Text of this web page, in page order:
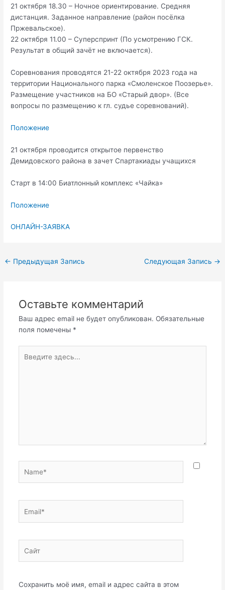
21 октября 18.30 – Ночное ориентирование. Средняя
дистанция. Заданное направление (район посёлка
Пржевальское).
22 октября 11.00 – Суперспринт (По усмотрению ГСК.
Результат в общий зачёт не включается).
Соревнования проводятся 21-22 октября 2023 года на
территории Национального парка «Смоленское Поозерье».
Размещение участников на БО «Старый двор». (Все
вопросы по размещению к гл. судье соревнований).
Положение
21 октября проводится открытое первенство
Демидовского района в зачет Спартакиады учащихся
Старт в 14:00 Биатлонный комплекс «Чайка»
Положение
ОНЛАЙН-ЗАЯВКА
← Предыдущая Запись Следующая Запись →
Оставьте комментарий
Ваш адрес email не будет опубликован. Обязательные
поля помечены *
здесь...
Сохранить моё имя, email и адрес сайта в этом